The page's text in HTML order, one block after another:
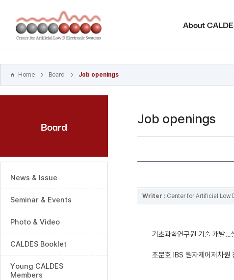
바로가기
주메뉴
바로가기
About
Home Board Job openings
Board
News & Issue
Seminar & Events
Photo & Video
CALDES Booklet
Young CALDES
Members
Job openings
Writer : Center for Artificial Low
기초과학연구원 기술 개발…
조문호 IBS 원자제어저차